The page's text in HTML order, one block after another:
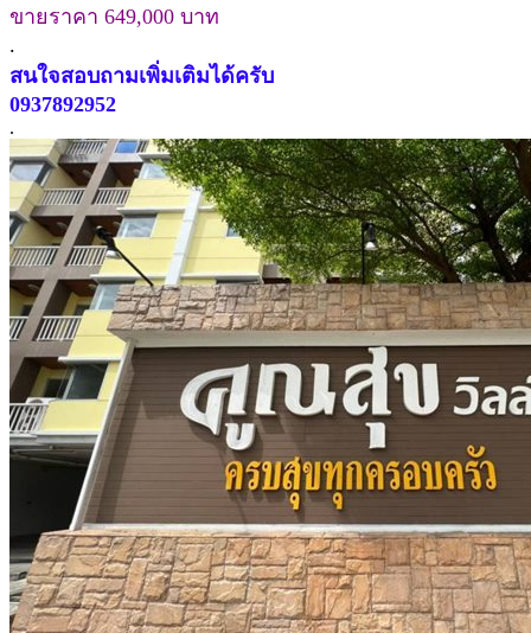
ขายราคา 649,000 บาท
.
สนใจสอบถามเพิ่มเติมได้ครับ
0937892952
.